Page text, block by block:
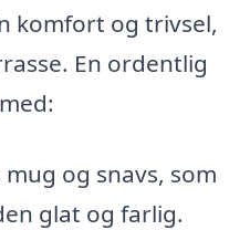
komfort og trivsel,
En ordentlig
og snavs, som
glat og farlig.